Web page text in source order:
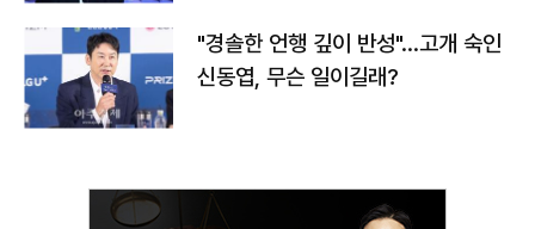
"경솔한 언행 깊이 반성"…고개 숙인
신동엽, 무슨 일이길래?